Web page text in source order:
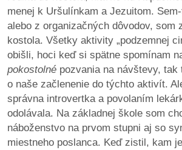
menej k Uršulínkam a Jezuitom.
alebo z organizačných dôvodov, som
kostola. Všetky aktivity „podzemnej
obišli, hoci keď si spätne spomínam
pokostolné pozvania na návštevy, tak
o naše začlenenie do týchto aktivít.
správna introvertka a povolaním
odolávala. Na základnej škole som
náboženstvo na prvom stupni aj so
miestneho poslanca. Keď zistil, kam